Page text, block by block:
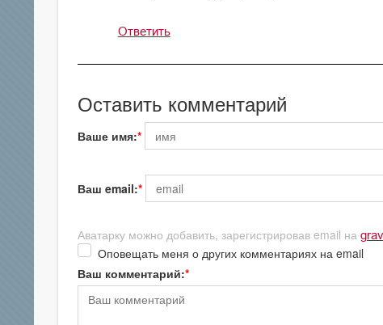
Ответить
Оставить комментарий
Ваше имя:
Ваш email:
Аватарку можно добавить, зарегистрировав email на
Оповещать меня о других комментариях на email
Ваш комментарий: